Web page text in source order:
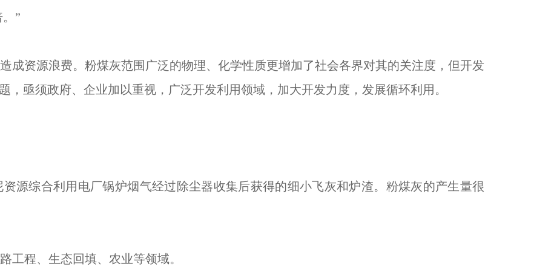
”
资源浪费。粉煤灰范围广泛的物理、化学性质更增加了社会各界对其的关注度，但开发
，亟须政府、企业加以重视，广泛开发利用领域，加大开发力度，发展循环利用。
综合利用电厂锅炉烟气经过除尘器收集后获得的细小飞灰和炉渣。粉煤灰的产生量很
程、生态回填、农业等领域。